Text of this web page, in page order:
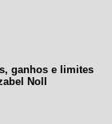
ganhos e limites
Noll